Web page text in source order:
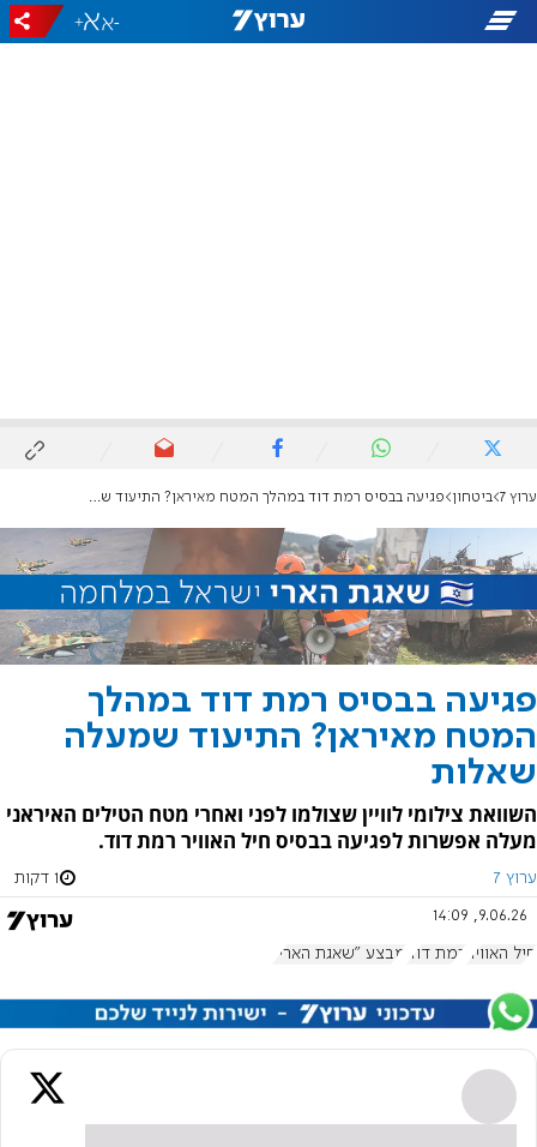
-
+
ערוץ 7 ביטחון פגיעה בבסיס רמת דוד במהלך המטח מאיראן? התיעוד שמעלה שאלות
פגיעה בבסיס רמת דוד במהלך
המטח מאיראן? התיעוד שמעלה
שאלות
השוואת צילומי לוויין שצולמו לפני ואחרי מטח הטילים האיראני
מעלה אפשרות לפגיעה בבסיס חיל האוויר רמת דוד.
ערוץ 7 1 דקות
9.06.26, 14:09
חיל האוויר רמת דוד מבצע "שאגת הארי"